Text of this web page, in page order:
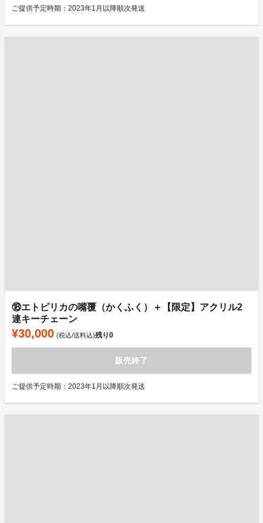
ご提供予定時期：2023年1月以降順次発送
⑱エトピリカの嘴覆（かくふく）＋【限定】アクリル2
連キーチェーン
¥30,000 (税込/送料込)残り0
販売終了
ご提供予定時期：2023年1月以降順次発送